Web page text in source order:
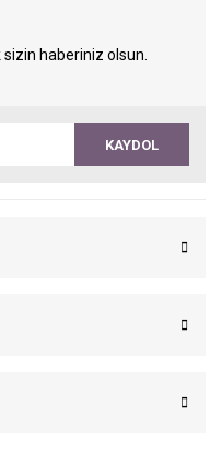
sizin haberiniz olsun.
KAYDOL